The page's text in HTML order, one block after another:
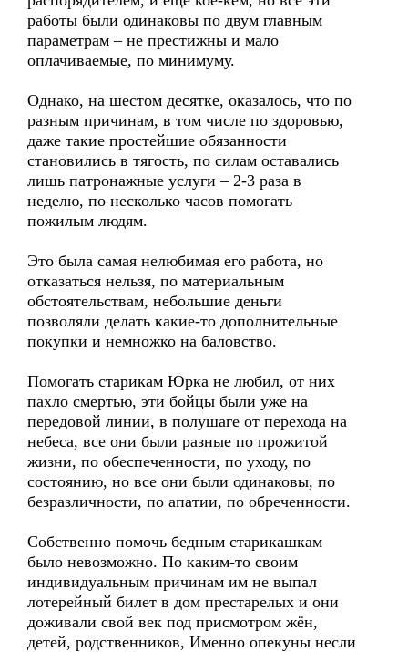
работы были одинаковы по двум главным
параметрам – не престижны и мало
оплачиваемые, по минимуму.
Однако, на шестом десятке, оказалось, что по
разным причинам, в том числе по здоровью,
даже такие простейшие обязанности
становились в тягость, по силам оставались
лишь патронажные услуги – 2-3 раза в
неделю, по несколько часов помогать
пожилым людям.
Это была самая нелюбимая его работа, но
отказаться нельзя, по материальным
обстоятельствам, небольшие деньги
позволяли делать какие-то дополнительные
покупки и немножко на баловство.
Помогать старикам Юрка не любил, от них
пахло смертью, эти бойцы были уже на
передовой линии, в полушаге от перехода на
небеса, все они были разные по прожитой
жизни, по обеспеченности, по уходу, по
состоянию, но все они были одинаковы, по
безразличности, по апатии, по обреченности.
Собственно помочь бедным старикашкам
было невозможно. По каким-то своим
индивидуальным причинам им не выпал
лотерейный билет в дом престарелых и они
доживали свой век под присмотром жён,
детей, родственников, Именно опекуны несли